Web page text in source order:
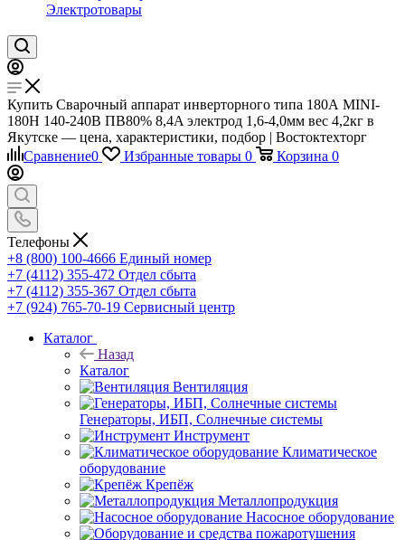
Электротовары
Купить Сварочный аппарат инверторного типа 180А MINI-
180H 140-240В ПВ80% 8,4A электрод 1,6-4,0мм вес 4,2кг в
Якутске — цена, характеристики, подбор | Востоктехторг
Сравнение0 Избранные товары 0 Корзина 0
Телефоны
+8 (800) 100-4666 Единый номер
+7 (4112) 355-472 Отдел сбыта
+7 (4112) 355-367 Отдел сбыта
+7 (924) 765-70-19 Сервисный центр
Каталог
Назад
Каталог
Вентиляция
Генераторы, ИБП, Солнечные системы
Инструмент
Климатическое
оборудование
Крепёж
Металлопродукция
Насосное оборудование